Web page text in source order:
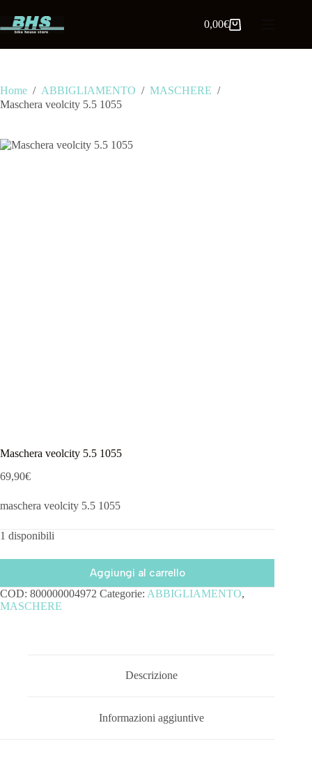
0,00€
Home / ABBIGLIAMENTO / MASCHERE /
Maschera veolcity 5.5 1055
Maschera veolcity 5.5 1055
69,90€
maschera veolcity 5.5 1055
1 disponibili
Aggiungi al carrello
COD: 800000004972 Categorie: ABBIGLIAMENTO,
MASCHERE
Descrizione
Informazioni aggiuntive